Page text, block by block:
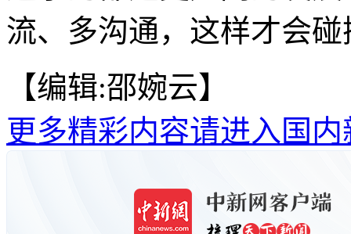
流、多沟通，这样才会
【编辑:邵婉云】
更多精彩内容请进入国内